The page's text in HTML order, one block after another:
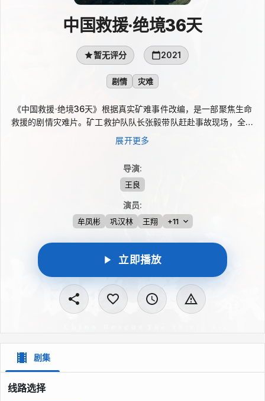
中国救援·绝境36天
暂无评分 2021
剧情 灾难
《中国救援·绝境36天》根据真实矿难事件改编，是一部聚焦生命
救援的剧情灾难片。矿工救护队队长张毅带队赶赴事故现场，全力
营救困在地下200米深处的4名矿工。漫长的36天里，救援人员与
井下矿工依靠对讲机传递消息、相互鼓励，在争分夺秒的行动中守
展开更多
导演:
王良
演员:
牟凤彬 巩汉林 王翔 +11
立即播放
剧集
线路选择